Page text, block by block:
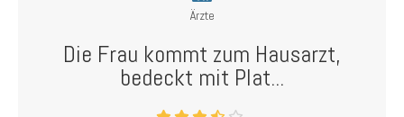
Ärzte
Die Frau kommt zum Hausarzt,
bedeckt mit Plat...